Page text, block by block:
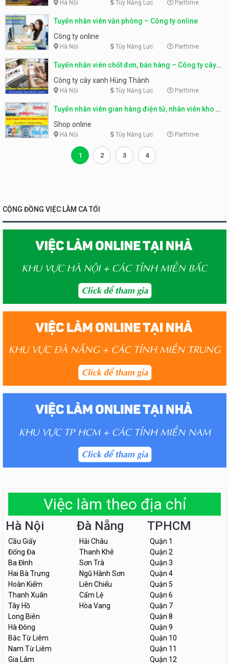
Hà Nội Tùy Năng Lực Parttime
Tuyển nhân viên văn phòng – Công ty online
Công ty online
Hà Nội Tùy Năng Lực Parttime
Tuyển nhân viên chốt đơn, bán hàng – Công ty cây
xanh Hùng Thành
Công ty cây xanh Hùng Thành
Hà Nội Tùy Năng Lực Parttime
Tuyển nhân viên gian hàng điện tử, nhân viên kho –
Shop online
Shop online
Hà Nội Tùy Năng Lực Parttime
1 2 3 4
CỘNG ĐỒNG VIỆC LÀM CA TỐI
Việc làm theo địa chỉ
Hà Nội
Cầu Giấy
Đống Đa
Ba Đình
Hai Bà Trưng
Hoàn Kiếm
Thanh Xuân
Tây Hồ
Long Biên
Hà Đông
Bắc Từ Liêm
Nam Từ Liêm
Gia Lâm
Đà Nẵng
Hải Châu
Thanh Khê
Sơn Trà
Ngũ Hành Sơn
Liên Chiểu
Cẩm Lệ
Hòa Vang
TPHCM
Quận 1
Quận 2
Quận 3
Quận 4
Quận 5
Quận 6
Quận 7
Quận 8
Quận 9
Quận 10
Quận 11
Quận 12